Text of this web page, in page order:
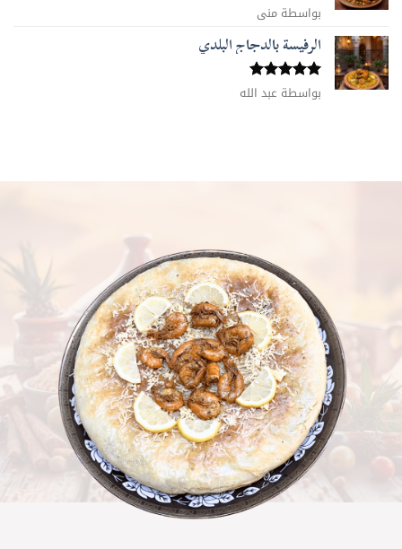
تم التقييم
5من 5
بواسطة منى
الرفيسة بالدجاج البلدي
تم التقييم
5من 5
بواسطة عبد الله